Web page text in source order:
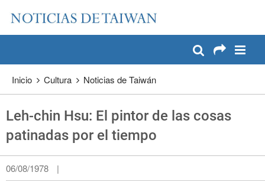
Pase a contenido principal
Inicio Cultura Noticias de Taiwán
Leh-chin Hsu: El pintor de las cosas
patinadas por el tiempo
06/08/1978 |